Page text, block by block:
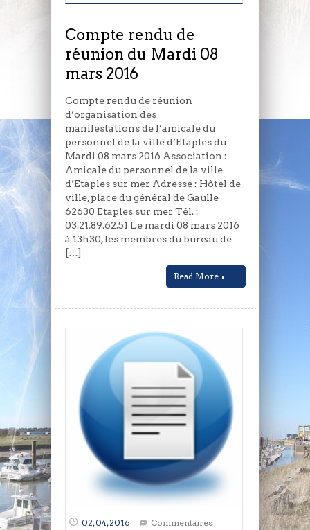
Mardi
08
mars
2016
Compte rendu de
réunion du Mardi 08
mars 2016
Compte rendu de réunion
d’organisation des
manifestations de l’amicale du
personnel de la ville d’Etaples du
Mardi 08 mars 2016 Association :
Amicale du personnel de la ville
d’Etaples sur mer Adresse : Hôtel de
ville, place du général de Gaulle
62630 Etaples sur mer Tél. :
03.21.89.62.51 Le mardi 08 mars 2016
à 13h30, les membres du bureau de
[…]
Read More
02, 04, 2016
Commentaires